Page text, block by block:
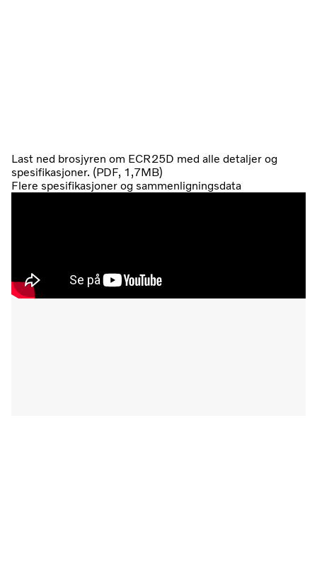
Last ned brosjyren om ECR25D med alle detaljer og
spesifikasjoner. (PDF, 1,7MB)
Flere spesifikasjoner og sammenligningsdata